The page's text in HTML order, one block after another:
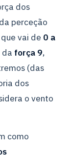
dos
perceção
vai de 0 a
da força 9,
(das
dos
o vento
como